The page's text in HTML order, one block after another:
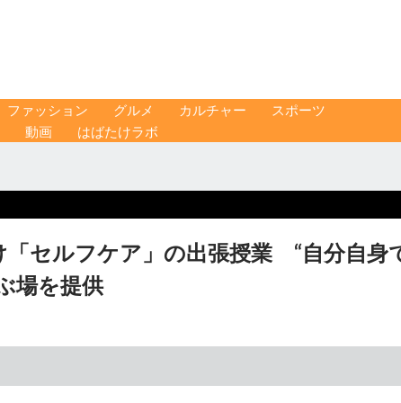
ファッション グルメ カルチャー
スポーツ
動画 はばたけラボ
「セルフケア」の出張授業 “自分自身
場を提供